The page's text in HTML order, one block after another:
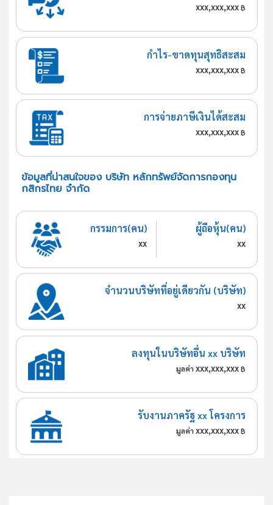
xxx,xxx,xxx฿
กำไร-ขาดทุนสุทธิสะสม
xxx,xxx,xxx฿
การจ่ายภาษีเงินได้สะสม
xxx,xxx,xxx฿
ข้อมูลที่น่าสนใจของ บริษัท หลักทรัพย์จัดการกองทุน
กสิกรไทย จำกัด
กรรมการ(คน)
xx
ผู้ถือหุ้น(คน)
xx
จำนวนบริษัทที่อยู่เดียวกัน (บริษัท)
xx
ลงทุนในบริษัทอื่น xx บริษัท
มูลค่า xxx,xxx,xxx ฿
รับงานภาครัฐ xx โครงการ
มูลค่า xxx,xxx,xxx ฿